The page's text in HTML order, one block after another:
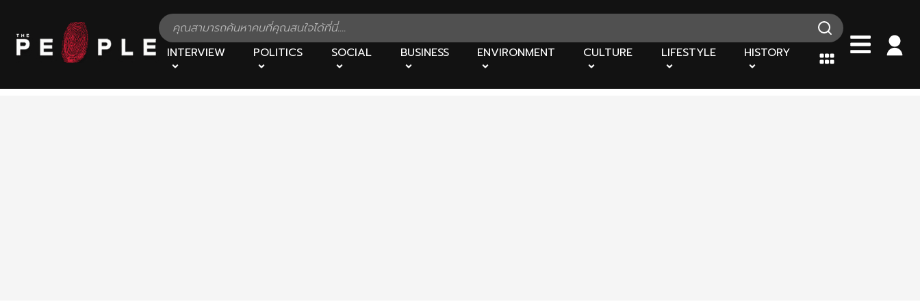
INTERVIEW POLITICS SOCIAL BUSINESS ENVIRONMENT CULTURE LIFESTYLE HISTORY